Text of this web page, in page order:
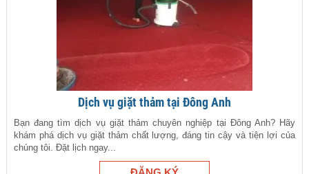
Dịch vụ giặt thảm tại Đông Anh
Bạn đang tìm dịch vụ giặt thảm chuyên nghiệp tại Đông Anh? Hãy
khám phá dịch vụ giặt thảm chất lượng, đáng tin cậy và tiện lợi của
chúng tôi. Đặt lịch ngay...